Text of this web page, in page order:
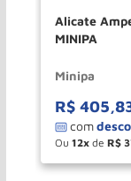
Alicate
MINIPA
Minipa
R$ 405,
Ou 12 de R$
－